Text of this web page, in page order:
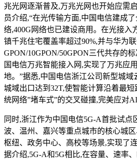
兆光网逐渐普及,万兆光网也开始应需
员介绍,“在光传输方面,中国电信建成
络,400G网络也已建设商用。在光接入
镇千兆住宅覆盖率超过90%,并与华为
GPON/10GPON/50GPON三代共存的
国电信万兆智能接入网,实现了万兆应
地。”据悉,中国电信浙江公司新型城域
城域出口达到32T,使智能计算沿着最
统网络”堵车式”的交叉碰撞,完美应对
同时,浙江作为中国电信5G-A首批试点
波、温州、嘉兴等重点城市的核心城
枢纽、政务中心、高校等场景,实现了
据介绍,5G-A和5G相比,在容量、速率